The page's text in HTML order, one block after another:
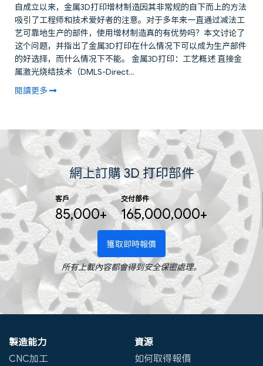
自成立以来，金属3D打印增材制造因其非常规的自下而上的方法
吸引了工程师和技术爱好者的注意。对于多年来一直通过减法工
艺可靠地生产的部件，使用增材制造真的有优势吗？本文讨论了
这个问题，并指出了金属3D打印在什么情况下可以成为生产部件
的好选择，而什么情况下不能。 金属3D打印：工艺概述 直接金
属激光烧结技术（DMLS-Direct...
閱讀更多
網上訂購 3D 打印部件
客戶
85,000+
交付部件
165,000,000+
獲取即時報價
所有上載內容都會得到安全保密處理。
製造能力
CNC加工
資源
如何取得報價